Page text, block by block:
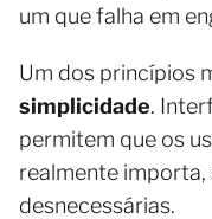
um que falha em
Um dos princípios
simplicidade.
permitem que os
realmente
desnecessárias.